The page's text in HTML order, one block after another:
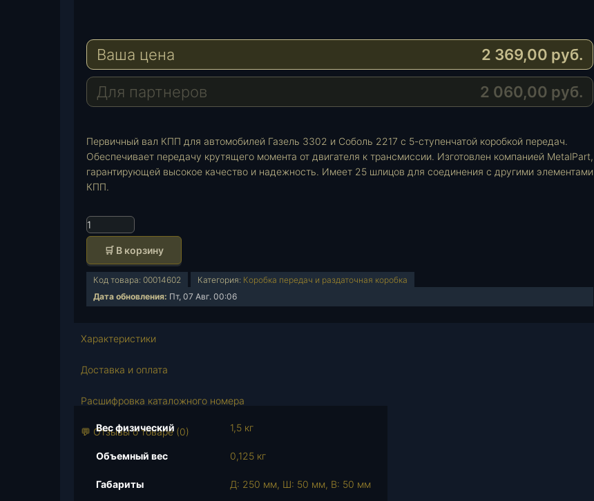
e
r
a
m
a
s
A
p
a
i
l
Ваша цена 2 369,00 руб.
Для партнеров 2 060,00 руб.
Первичный вал КПП для автомобилей Газель 3302 и Соболь 2217 с 5-ступенчатой коробкой передач.
Обеспечивает передачу крутящего момента от двигателя к трансмиссии. Изготовлен компанией MetalPart,
гарантирующей высокое качество и надежность. Имеет 25 шлицов для соединения с другими элементами
КПП.
К
о
и
т
о
о
а
🛒 В корзину
Код товара: 00014602 Категория: Коробка передач и раздаточная коробка
Дата обновления: Пт, 07 Авг. 00:06
Характеристики
Доставка и оплата
Расшифровка каталожного номера
💬 Отзывы о товаре (0)
Вес физический 1,5 кг
Объемный вес 0,125 кг
Габариты Д: 250 мм, Ш: 50 мм, В: 50 мм